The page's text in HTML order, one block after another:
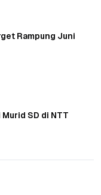
Rampung Juni
SD di NTT